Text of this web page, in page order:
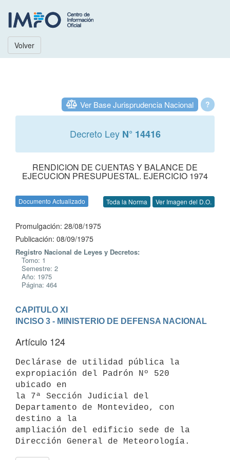
Volver
?
Ver Base Jurisprudencia Nacional
Decreto Ley N° 14416
RENDICION DE CUENTAS Y BALANCE DE
EJECUCION PRESUPUESTAL. EJERCICIO 1974
Documento Actualizado Toda la Norma Ver Imagen del D.O.
Promulgación: 28/08/1975
Publicación: 08/09/1975
Registro Nacional de Leyes y Decretos:
Tomo: 1
Semestre: 2
Año: 1975
Página: 464
CAPITULO XI
INCISO 3 - MINISTERIO DE DEFENSA NACIONAL
Artículo 124
Declárase de utilidad pública la
expropiación del Padrón Nº 520
ubicado en
la 7ª Sección Judicial del
Departamento de Montevideo, con
destino a la
ampliación del edificio sede de la